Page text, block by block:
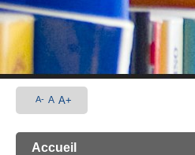
A- A A+
Accueil